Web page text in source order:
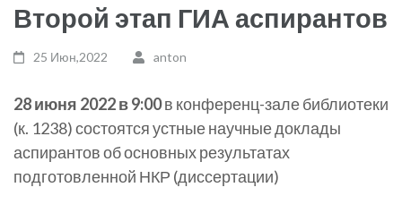
Второй этап ГИА аспирантов
25 Июн,2022 anton
28 июня 2022 в 9:00в конференц-зале библиотеки
(к. 1238) состоятся устные научные доклады
аспирантов об основных результатах
подготовленной НКР (диссертации)